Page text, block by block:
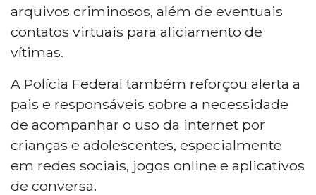
arquivos criminosos, além de eventuais
contatos virtuais para aliciamento de
vítimas.
A Polícia Federal também reforçou alerta a
pais e responsáveis sobre a necessidade
de acompanhar o uso da internet por
crianças e adolescentes, especialmente
em redes sociais, jogos online e aplicativos
de conversa.